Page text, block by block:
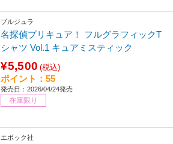
ブルジュラ
名探偵プリキュア！ フルグラフィックT
シャツ Vol.1 キュアミスティック
¥5,500 (税込)
ポイント：55
発売日：2026/04/24発売
在庫限り
エポック社